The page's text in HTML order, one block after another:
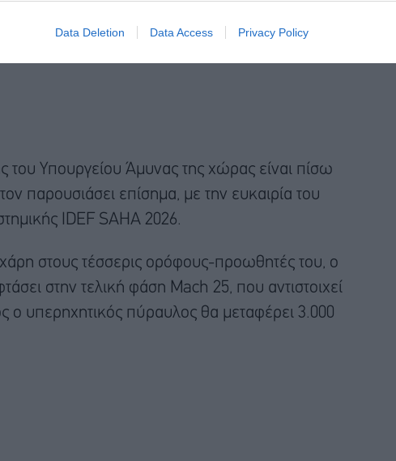
Data Deletion Data Access Privacy Policy
του Υπουργείου Άμυνας της χώρας είναι πίσω
παρουσιάσει επίσημα, με την ευκαιρία του
IDEF SAHA 2026.
στους τέσσερις ορόφους-προωθητές του, ο
στην τελική φάση Mach 25, που αντιστοιχεί
ο υπερηχητικός πύραυλος θα μεταφέρει 3.000